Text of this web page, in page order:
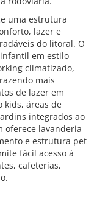
uma estrutura
lazer e
do litoral. O
em estilo
climatizado,
mais
de lazer em
kids, áreas de
integrados ao
oferece lavanderia
e estrutura pet
fácil acesso à
cafeterias,